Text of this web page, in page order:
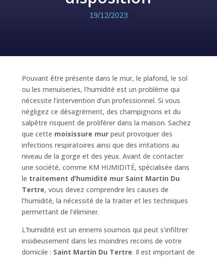
19/12/2023
Pouvant être présente dans le mur, le plafond, le sol
ou les menuiseries, l’humidité est un problème qui
nécessite l’intervention d’un professionnel. Si vous
négligez ce désagrément, des champignons et du
salpêtre risquent de proliférer dans la maison. Sachez
que cette moisissure murpeut provoquer des
infections respiratoires ainsi que des irritations au
niveau de la gorge et des yeux. Avant de contacter
une société, comme KM HUMIDITÉ, spécialisée dans
le traitement d’humidité mur Saint Martin Du
Tertre, vous devez comprendre les causes de
l’humidité, la nécessité de la traiter et les techniques
permettant de l’éliminer.
L’humidité est un ennemi sournois qui peut s’infiltrer
insidieusement dans les moindres recoins de votre
domicile : Saint Martin Du Tertre. Il est important de